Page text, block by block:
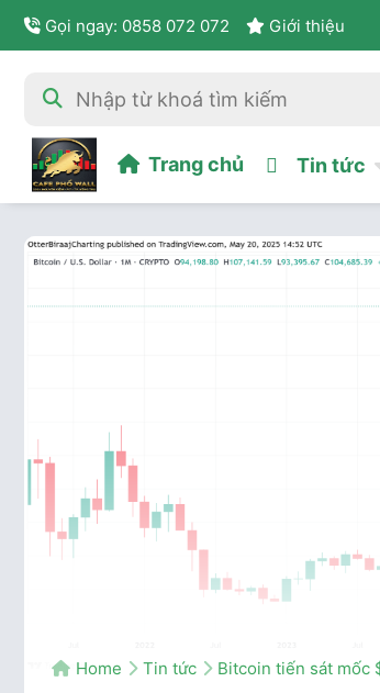
Gọi ngay: 0858 072 072 Giới thiệu
Trang chủ Tin tức
Home Tin tức
Bitcoin tiến sát mốc